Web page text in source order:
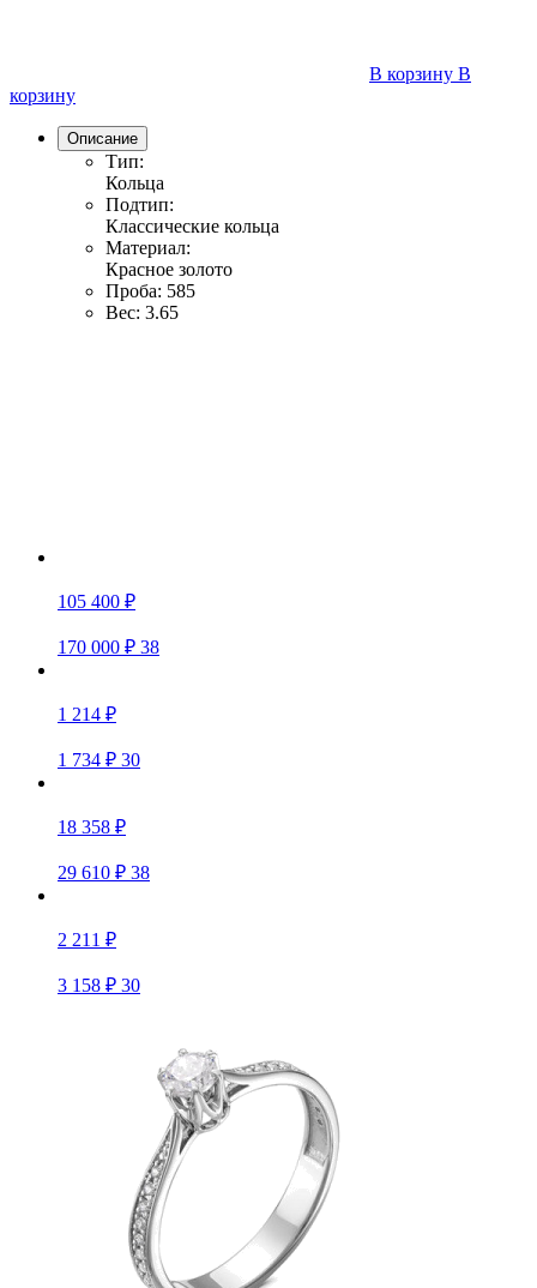
В корзину В
корзину
Описание
Тип:
Кольца
Подтип:
Классические кольца
Материал:
Красное золото
Проба: 585
Вес: 3.65
105 400 ₽
170 000 ₽ 38
1 214 ₽
1 734 ₽ 30
18 358 ₽
29 610 ₽ 38
2 211 ₽
3 158 ₽ 30